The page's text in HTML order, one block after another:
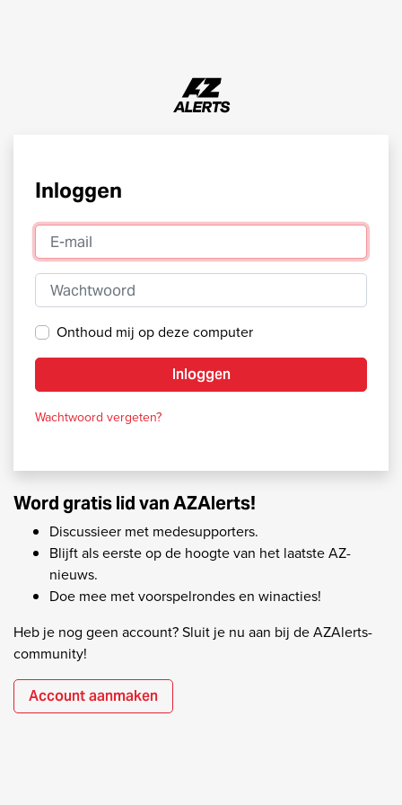
Inloggen
E-mail
Wachtwoord
Onthoud mij op deze computer
Inloggen
Wachtwoord vergeten?
Word gratis lid van AZAlerts!
Discussieer met medesupporters.
Blijft als eerste op de hoogte van het laatste AZ-
nieuws.
Doe mee met voorspelrondes en winacties!
Heb je nog geen account? Sluit je nu aan bij de AZAlerts-
community!
Account aanmaken